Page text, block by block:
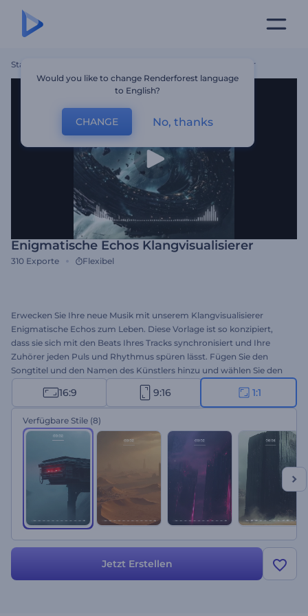
Startseite Enigmatische Echos Klangvisualisierer
Enigmatische Echos Klangvisualisierer
310 Exporte Flexibel
Erwecken Sie Ihre neue Musik mit unserem Klangvisualisierer
Enigmatische Echos zum Leben. Diese Vorlage ist so konzipiert,
dass sie sich mit den Beats Ihres Tracks synchronisiert und Ihre
Zuhörer jeden Puls und Rhythmus spüren lässt. Fügen Sie den
Songtitel und den Namen des Künstlers hinzu und wählen Sie den
Stil, der zur Stimmung Ihrer Musik passt. Perfekt für neue Single-
Veröffentlichungen, Musik-Album-Promos, Titelpräsentationen,
Musikveranstaltungen und mehr. Erstellen Sie jetzt und steigern Sie
die Zahl Ihrer Musikfans!
16:9 9:16 1:1
Verfügbare Stile (8)
Jetzt Erstellen
Would you like to change Renderforest language
to English?
CHANGE No, thanks